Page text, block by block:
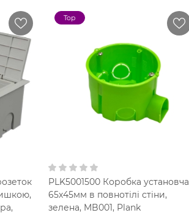
Top
PLK5001500 Коробка установча
65х45мм в повнотілі стіни,
зелена, MB001, Plank